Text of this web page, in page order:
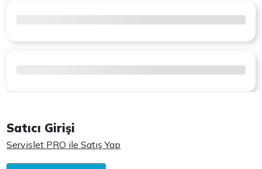
Satıcı Girişi
Servislet PRO ile Satış Yap